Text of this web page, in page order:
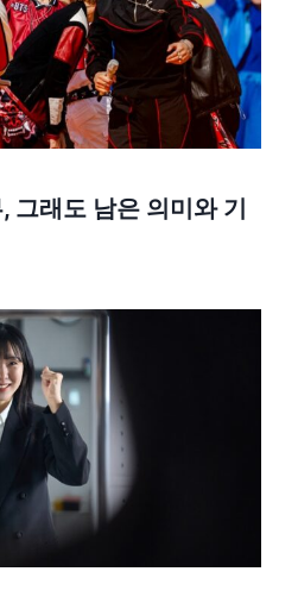
그래도 남은 의미와 기